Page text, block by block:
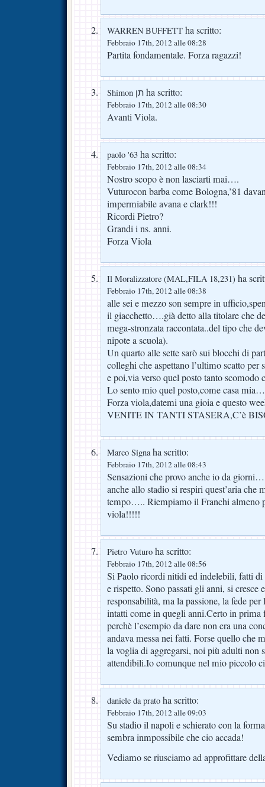
WARREN BUFFETT ha scritto:
Febbraio 17th, 2012 alle 08:28
Partita fondamentale. Forza ragazzi!
Shimon תן ha scritto:
Febbraio 17th, 2012 alle 08:30
Avanti Viola.
paolo '63 ha scritto:
Febbraio 17th, 2012 alle 08:34
Nostro scopo è non lasciarti mai….
Vuturocon barba come Bologna,’81
impermiabile avana e clark!!!
Ricordi Pietro?
Grandi i ns. anni.
Forza Viola
Il Moralizzatore (MAL,FILA 18,231) ha
Febbraio 17th, 2012 alle 08:38
alle sei e mezzo son sempre in
il giacchetto….già detto alla titolare che
mega-stronzata raccontata..del tipo che
nipote a scuola).
Un quarto alle sette sarò sui blocchi di
colleghi che aspettano l’ultimo scatto
e poi,via verso quel posto tanto scomodo
Lo sento mio quel posto,come casa mia…
Forza viola,datemi una gioia e questo
VENITE IN TANTI STASERA,C’è
Marco Signaha scritto:
Febbraio 17th, 2012 alle 08:43
Sensazioni che provo anche io da
anche allo stadio si respiri quest’aria che
tempo….. Riempiamo il Franchi almeno
viola!!!!!
Pietro Vuturo ha scritto:
Febbraio 17th, 2012 alle 08:56
Si Paolo ricordi nitidi ed indelebili, fatti di
e rispetto. Sono passati gli anni, si cresce
responsabilità, ma la passione, la fede
intatti come in quegli anni.Certo in prima
perchè l’esempio da dare non era una
andava messa nei fatti. Forse quello che
la voglia di aggregarsi, noi più adulti non
attendibili.Io comunque nel mio piccolo
daniele da prato ha scritto:
Febbraio 17th, 2012 alle 09:03
Su stadio il napoli e schierato con la
sembra inmpossibile che cio accada!
Vediamo se riusciamo ad approfittare